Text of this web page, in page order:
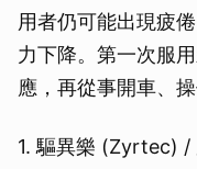
用者仍可能出現疲
力下降。第一次服
應，再從事開車、
1. 驅異樂 (Zyrtec)